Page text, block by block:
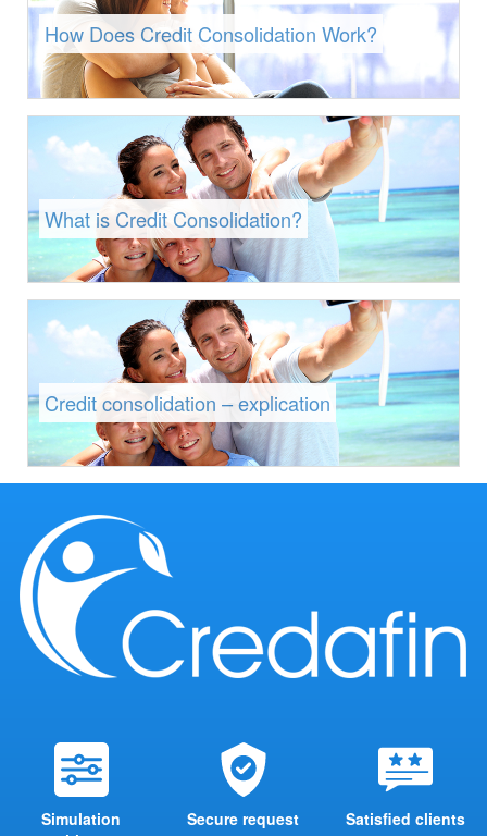
How Does Credit Consolidation Work?
What is Credit Consolidation?
Credit consolidation – explication
Simulation
Secure request Satisfied clients